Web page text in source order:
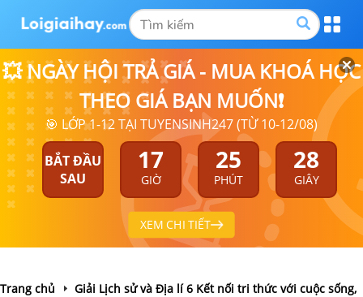
💥 NGÀY HỘI TRẢ GIÁ - MUA KHOÁ HỌC
THEO GIÁ BẠN MUỐN❗
🎯 LỚP 1-12 TẠI TUYENSINH247 (TỪ 10-12/08)
BẮT ĐẦU
SAU
17
GIỜ
25
PHÚT
28
GIÂY
XEM CHI TIẾT
Trang chủ
Giải Lịch sử và Địa lí 6 Kết nối tri thức với cuộc sống,